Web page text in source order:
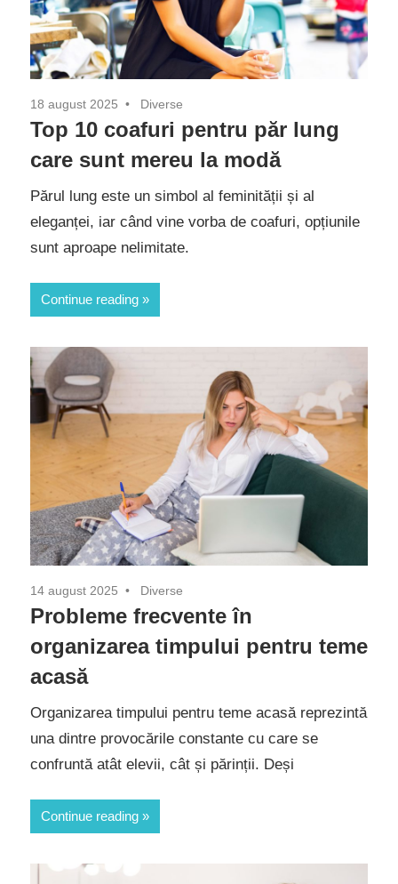
18 august 2025 Diverse
Top 10 coafuri pentru păr lung
care sunt mereu la modă
Părul lung este un simbol al feminității și al
eleganței, iar când vine vorba de coafuri, opțiunile
sunt aproape nelimitate.
Continue reading
14 august 2025 Diverse
Probleme frecvente în
organizarea timpului pentru teme
acasă
Organizarea timpului pentru teme acasă reprezintă
una dintre provocările constante cu care se
confruntă atât elevii, cât și părinții. Deși
Continue reading